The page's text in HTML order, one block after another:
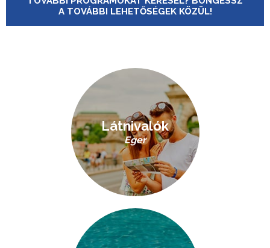
A TOVÁBBI LEHETŐSÉGEK KÖZÜL!
Látnivalók
Eger